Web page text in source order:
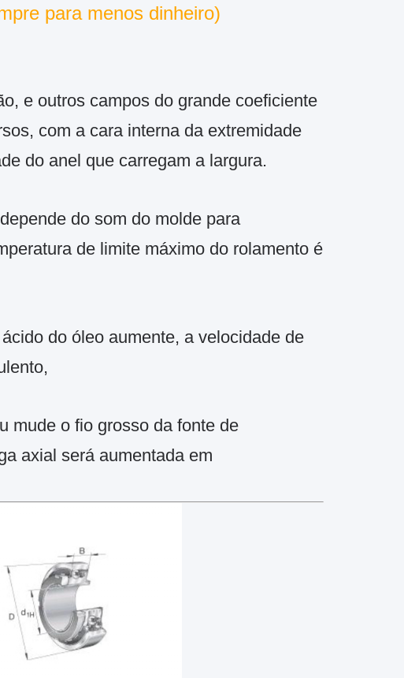
para menos dinheiro)
e outros campos do grande coeficiente
com a cara interna da extremidade
do anel que carregam a largura.
do som do molde para
de limite máximo do rolamento é
do óleo aumente, a velocidade de
mude o fio grosso da fonte de
axial será aumentada em